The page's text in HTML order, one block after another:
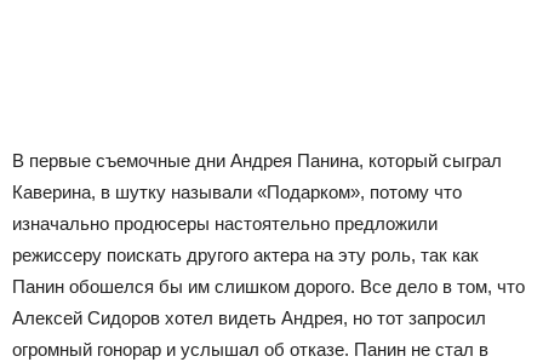
В первые съемочные дни Андрея Панина, который сыграл
Каверина, в шутку называли «Подарком», потому что
изначально продюсеры настоятельно предложили
режиссеру поискать другого актера на эту роль, так как
Панин обошелся бы им слишком дорого. Все дело в том, что
Алексей Сидоров хотел видеть Андрея, но тот запросил
огромный гонорар и услышал об отказе. Панин не стал в